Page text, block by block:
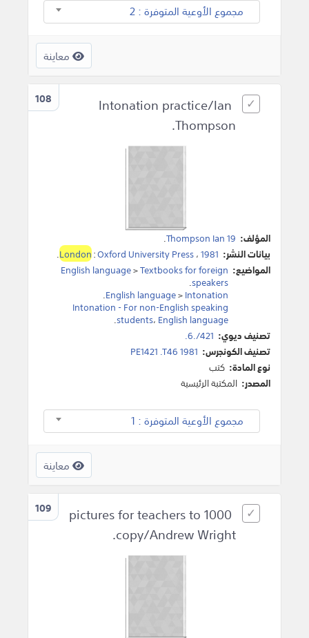
مجموع الأوعية المتوفرة : 2
معاينة
108
Intonation practice/Ian
Thompson.
المؤلف: Thompson Ian 19
.
بيانات النشر:
London:Oxford University Press،1981
.
المواضيع:
English language>Textbooks for foreign
speakers
.
English language>Intonation
.
Intonation - For non-English speaking
students، English language
.
تصنيف ديوي: 421/.6.
تصنيف الكونجرس: PE1421 .T46 1981
نوع المادة: كتب
المصدر: المكتبة الرئيسية
مجموع الأوعية المتوفرة : 1
معاينة
109
1000 pictures for teachers to
copy/Andrew Wright.